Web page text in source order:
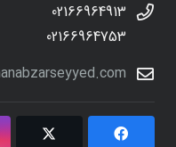
02166964913
02166964753